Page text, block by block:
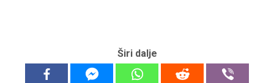
Širi dalje